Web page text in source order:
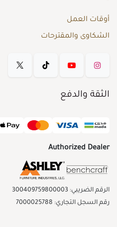
أوقات العمل
الشكاوى والمقترحات
الثقة والدفع
Authorized Dealer
الرقم الضريبي: 300409759800003
رقم السجل التجاري: 7000025788